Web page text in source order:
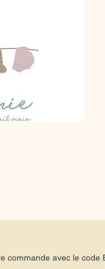
commande avec le code